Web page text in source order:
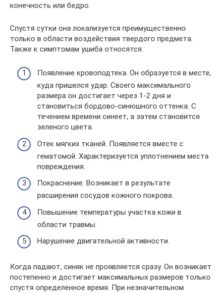
конечность или бедро.
Спустя сутки она локализуется преимущественно
только в области воздействия твердого предмета.
Также к симптомам ушиба относятся:
Появление кровоподтека. Он образуется в месте,
куда пришелся удар. Своего максимального
размера он достигает через 1-2 дня и
становиться бордово-синюшного оттенка. С
течением времени синеет, а затем становится
зеленого цвета.
Отек мягких тканей. Появляется вместе с
гематомой. Характеризуется уплотнением места
повреждения.
Покраснение. Возникает в результате
расширения сосудов кожного покрова.
Повышение температуры участка кожи в
области травмы.
Нарушение двигательной активности.
Когда падают, синяк не проявляется сразу. Он возникает
постепенно и достигает максимальных размеров только
спустя определенное время. При незначительном